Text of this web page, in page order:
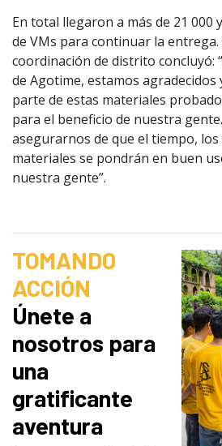
En total llegaron a más de 21
de VMs para continuar la entrega.
coordinación de distrito concluyó:
de Agotime, estamos agradecidos
parte de estas materiales
para el beneficio de nuestra
asegurarnos de que el tiempo, los
materiales se pondrán en buen
nuestra gente”.
TOMANDO
ACCIÓN
Únete a
nosotros para
una
gratificante
aventura